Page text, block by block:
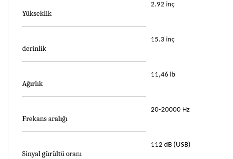
Yükseklik
2.92 inç
derinlik
15.3 inç
Ağırlık
11,46 lb
Frekans aralığı
20-20000 Hz
Sinyal gürültü oranı
112 dB (USB)